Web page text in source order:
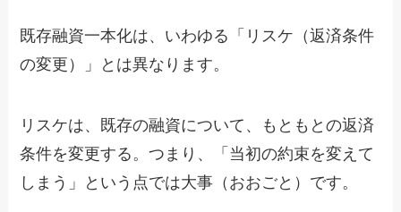
既存融資一本化は、いわゆる「リスケ（返済条件
の変更）」とは異なります。
リスケは、既存の融資について、もともとの返済
条件を変更する。つまり、「当初の約束を変えて
しまう」という点では大事（おおごと）です。